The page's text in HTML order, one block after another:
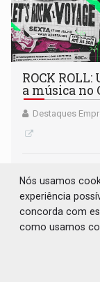
ROCK
a música no
Destaques
Nós usamos
experiência
concorda com
como usamos